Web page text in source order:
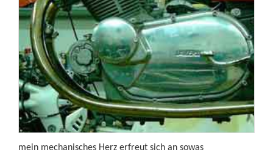
mein mechanisches Herz erfreut sich an sowas